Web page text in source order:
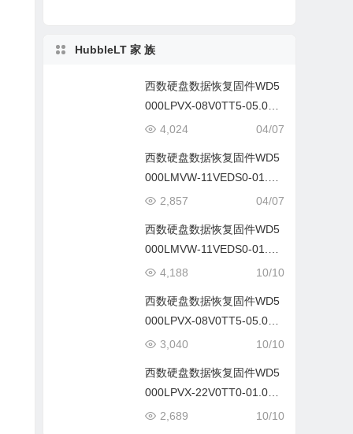
HubbleLT 家 族
西数硬盘数据恢复固件WD5
000LPVX-08V0TT5-05.01A
05-WD-WX81A6548TZV-00
04/07
4,024
西数硬盘数据恢复固件WD5
000LMVW-11VEDS0-01.01
A01-WD-WX51A63A1779-0
04/07
2,857
西数硬盘数据恢复固件WD5
000LMVW-11VEDS0-01.01
A01-WD-WX51A63A1779-0
10/10
4,188
西数硬盘数据恢复固件WD5
000LPVX-08V0TT5-05.01A
05-WD-WX81A6548TZV-00
10/10
3,040
西数硬盘数据恢复固件WD5
000LPVX-22V0TT0-01.01A
01-WD-WXJ1AA3J8562-00
10/10
2,689